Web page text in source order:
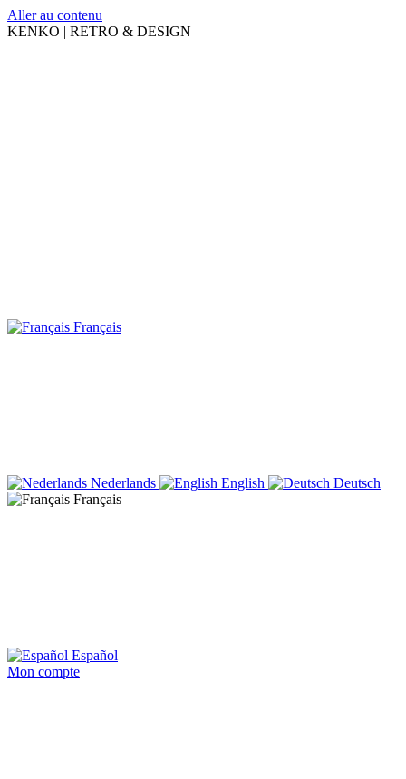
Aller au contenu
KENKO | RETRO & DESIGN
Français
Nederlands English
Deutsch
Français
Español
Mon compte